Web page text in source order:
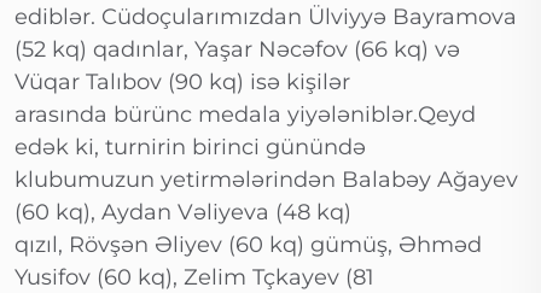
ediblər. Cüdoçularımızdan Ülviyyə Bayramova
(52 kq) qadınlar, Yaşar Nəcəfov (66 kq) və
Vüqar Talıbov (90 kq) isə kişilər
arasında bürünc medala yiyələniblər.Qeyd
edək ki, turnirin birinci günündə
klubumuzun yetirmələrindən Balabəy Ağayev
(60 kq), Aydan Vəliyeva (48 kq)
qızıl, Rövşən Əliyev (60 kq) gümüş, Əhməd
Yusifov (60 kq), Zelim Tçkayev (81